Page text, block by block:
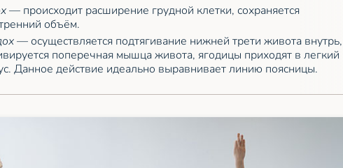
— происходит расширение грудной клетки, сохраняется
объём.
— осуществляется подтягивание нижней трети живота внутрь,
поперечная мышца живота, ягодицы приходят в легкий
Данное действие идеально выравнивает линию поясницы.